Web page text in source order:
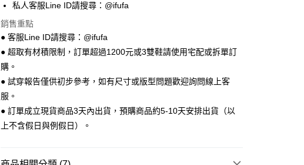
AFTEE先享後付
相關說明
【關於「AFTEE先享後付」】
AFTEE先享後付是「在收到商品之後才付款」的支付方式。 讓您購物簡單
便利好安心！
１．簡單：不需註冊會員、不需綁卡、不需儲值。
３．安心：先確認商品／服務後，再付款。
ATM付款
運送方式
全家 取貨付款
私人客服Line ID請搜尋：@ifufa
銷售重點
● 客服Line ID請搜尋：@ifufa
● 超取有材積限制，訂單超過1200元或3雙鞋請使用宅配或拆單訂
購。
● 試穿報告僅供初步參考，如有尺寸或版型問題歡迎詢問線上客
服。
● 訂單成立現貨商品3天內出貨，預購商品約5-10天安排出貨（以
上不含假日與例假日）。